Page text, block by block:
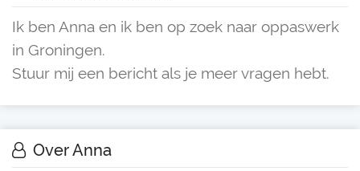
Ik ben Anna en ik ben op zoek naar oppaswerk
in Groningen.
Stuur mij een bericht als je meer vragen hebt.
Over Anna